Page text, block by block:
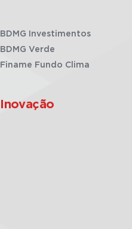
BDMG Investimentos
BDMG Verde
Finame Fundo Clima
Inovação